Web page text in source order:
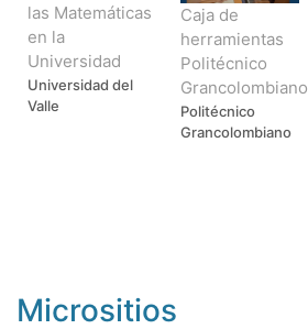
las Matemáticas
en la
Universidad
Universidad del
Valle
Caja de
herramientas
Politécnico
Grancolombiano
Politécnico
Grancolombiano
Micrositios